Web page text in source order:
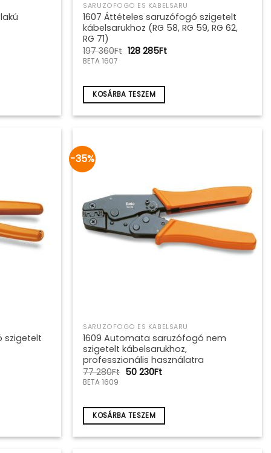
SARUZÓFOGÓ ÉS KÁBELSARU
1607 Áttételes saruzófogó szigetelt
kábelsarukhoz (RG 58, RG 59, RG 62,
RG 71)
197 360Ft Original
360Ft.
128 285FtCurrent
BETA 1607
KOSÁRBA TESZEM
szigetelt
-35%
SARUZÓFOGÓ ÉS KÁBELSARU
1609 Automata saruzófogó nem
szigetelt kábelsarukhoz,
professzionális használatra
77 280Ft Original
280Ft.
50 230FtCurrent
230Ft.
BETA 1609
KOSÁRBA TESZEM